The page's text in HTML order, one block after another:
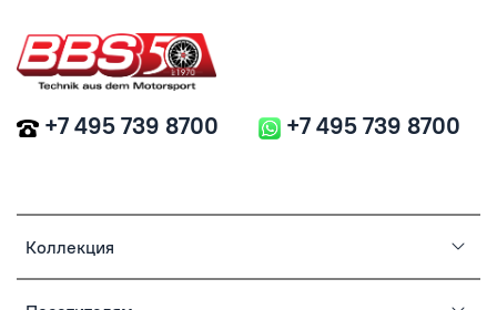
Коллекция
+7 495 739 8700 +7 495 739 8700